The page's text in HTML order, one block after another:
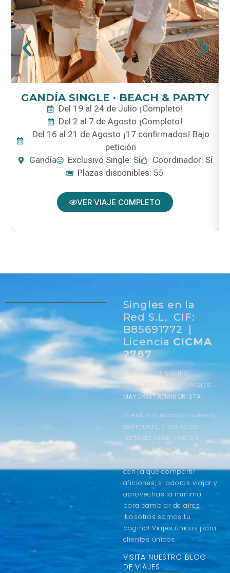
GANDÍA SINGLE · BEACH & PARTY
Del 19 al 24 de Julio ¡Completo!
Del 2 al 7 de Agosto ¡Completo!
Del 16 al 21 de Agosto ¡17 confirmados! Bajo
petición
Gandía
Exclusivo Single: Sí
Coordinador: Sí
Plazas disponibles: 55
VER VIAJE C0MPLETO
Singles en la
Red S.L, CIF:
B85691772 |
Licencia CICMA
2787
AGENCIA DE VIAJES
ESPECIALIZADA EN SINGLES –
MAYORISTA/MINORISTA
Si estás buscando nuevas
aventuras, si ya estás
harto de estar solo en
casa, si lo que te apetece
es conocer gente nueva
con la que compartir
aficiones, si adoras viajar y
aprovechas la mínima
para cambiar de aires
¡Nosotros somos tu
página! Viajes únicos para
clientes únicos.
VISITA NUESTRO BLOG
DE VIAJES